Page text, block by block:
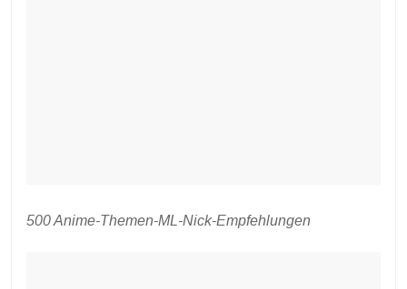
500 Anime-Themen-ML-Nick-Empfehlungen